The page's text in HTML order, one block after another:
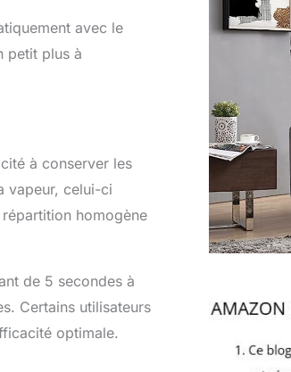
avec le
petit plus à
à conserver les
vapeur, celui-ci
homogène
de 5 secondes à
Certains utilisateurs
optimale.